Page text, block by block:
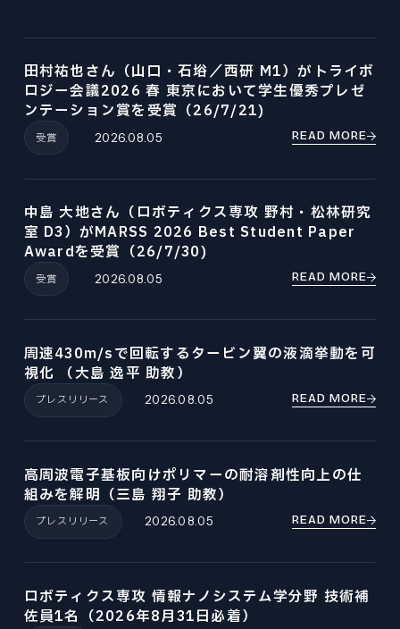
受賞 2026.08.05
田村祐也さん（山口・石﨏／西研 M1）がトライボ
ロジー会議2026 春 東京において学生優秀プレゼ
ンテーション賞を受賞（26/7/21)
READ MORE
受賞 2026.08.05
中島 大地さん（ロボティクス専攻 野村・松林研究
室 D3）がMARSS 2026 Best Student Paper
Awardを受賞（26/7/30)
READ MORE
プレスリリース 2026.08.05
周速430m/sで回転するタービン翼の液滴挙動を可
視化 （大島 逸平 助教）
READ MORE
プレスリリース 2026.08.05
高周波電子基板向けポリマーの耐溶剤性向上の仕
組みを解明（三島 翔子 助教）
READ MORE
ロボティクス専攻 情報ナノシステム学分野 技術補
佐員1名（2026年8月31日必着）